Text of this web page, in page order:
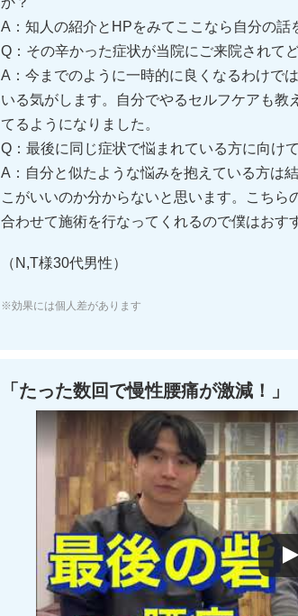
A：知人の紹介とHPをみてここなら自分の話
Q：その辛かった症状が当院にご来院されて
A：今までのように一時的に良くなるわけで
いる気がします。自分でやるセルフケアも教
てるようになりました。
Q：最後に同じ症状で悩まれている方に向け
A：自分と似たような悩みを抱えている方は
こがいいのか分からないと思います。こちら
合わせて施術を行なってくれるので僕はおす
（N,T様30代男性）
※効果には個人差があります
「たった数回で慢性腰痛が激減！」
Watch this video on YouTube